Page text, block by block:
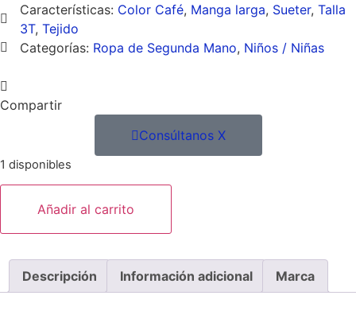
Características: Color Café, Manga larga, Sueter, Talla
3T, Tejido
Categorías: Ropa de Segunda Mano, Niños / Niñas
Compartir
Consúltanos X
1 disponibles
Añadir al carrito
Descripción Información adicional Marca